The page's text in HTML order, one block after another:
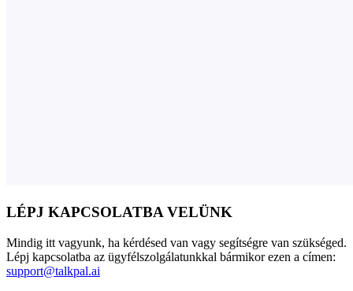
LÉPJ KAPCSOLATBA VELÜNK
Mindig itt vagyunk, ha kérdésed van vagy segítségre van szükséged.
Lépj kapcsolatba az ügyfélszolgálatunkkal bármikor ezen a címen:
support@talkpal.ai